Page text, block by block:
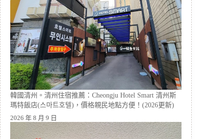
韓國清州。清州住宿推薦：Cheongju Hotel Smart 清州斯
瑪特飯店(스마트호텔)，價格親民地點方便！(2026更新)
2026 年 8 月 9 日